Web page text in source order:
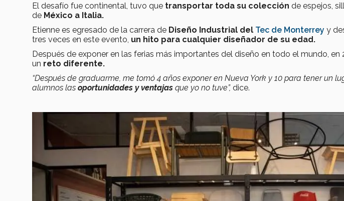
El desafío fue continental, tuvo que transportar toda su colección de espejos,
de México a Italia.
Etienne es egresado de la carrera de Diseño Industrial del Tec de Monterrey y
tres veces en este evento, un hito para cualquier diseñador de su edad.
Después de exponer en las ferias más importantes del diseño en todo el mundo, en
un reto diferente.
“Después de graduarme, me tomó 4 años exponer en Nueva York y 10 para tener un
alumnos las oportunidades y ventajas que yo no tuve”, dice.